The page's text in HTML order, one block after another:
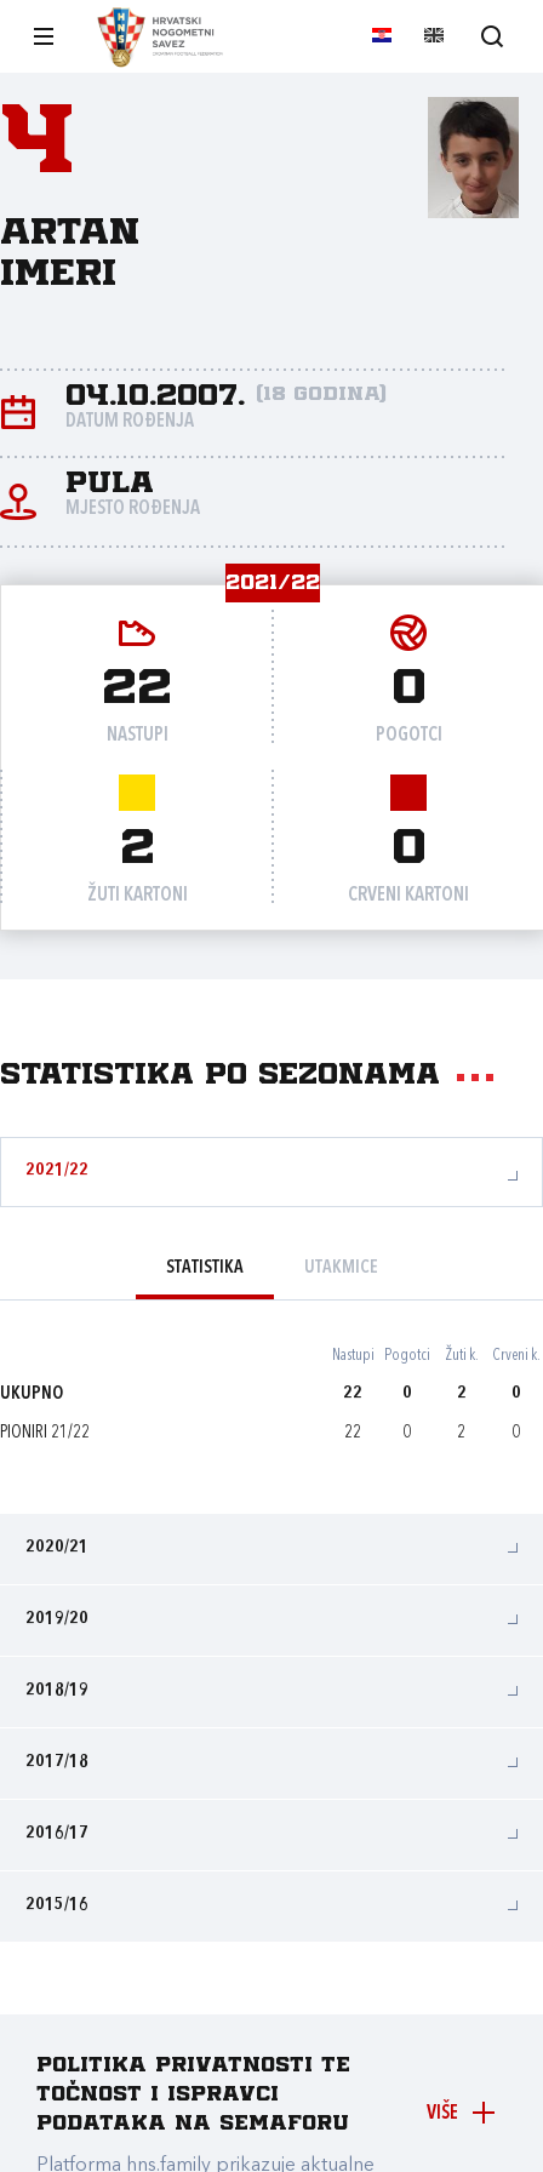
4
Artan
Imeri
04.10.2007. (18 godina)
DATUM ROĐENJA
Pula
MJESTO ROĐENJA
2021/22
22
NASTUPI
0
POGOTCI
2
ŽUTI KARTONI
0
CRVENI KARTONI
Statistika po sezonama
2021/22
STATISTIKA UTAKMICE
Nastupi Pogotci Žuti k. Crveni k.
UKUPNO 22 0 2 0
PIONIRI 21/22 22 0 2 0
2020/21
2019/20
2018/19
2017/18
2016/17
2015/16
VIŠE
Politika privatnosti te
točnost i ispravci
podataka na Semaforu
Platforma hns.family prikazuje aktualne